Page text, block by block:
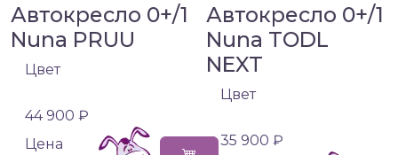
Автокресло 0+/1
Nuna PRUU
Цвет
44 900 ₽
Цена
Автокресло 0+/1
Nuna TODL
NEXT
Цвет
35 900 ₽